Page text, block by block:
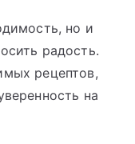
но и
радость.
рецептов,
на